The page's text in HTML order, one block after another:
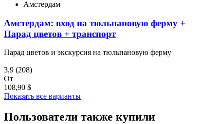
Амстердам
Амстердам: вход на тюльпановую ферму +
Парад цветов + транспорт
Парад цветов и экскурсия на тюльпановую ферму
3,9 (208)
От
108,90 $
Показать все варианты
Пользователи также купили